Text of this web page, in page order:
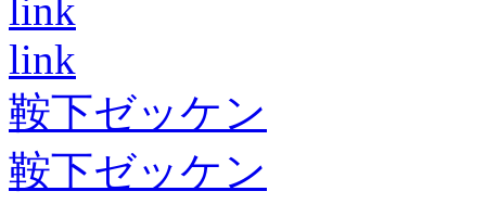
link
link
鞍下ゼッケン
鞍下ゼッケン